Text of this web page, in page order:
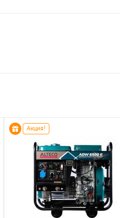
Акция!